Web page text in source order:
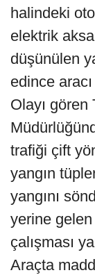
halindeki
elektrik
düşünülen
edince
Olayı
trafiği çift
yangın
yangını
yerine
çalışması
Araçta